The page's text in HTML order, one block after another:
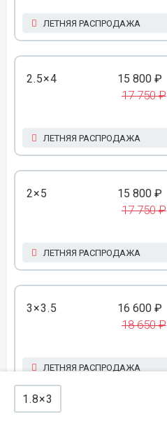
ЛЕТНЯЯ РАСПРОДАЖА
2.5×4 15 800 ₽
17 750 ₽
ЛЕТНЯЯ РАСПРОДАЖА
2×5 15 800 ₽
17 750 ₽
ЛЕТНЯЯ РАСПРОДАЖА
3×3.5 16 600 ₽
18 650 ₽
ЛЕТНЯЯ РАСПРОДАЖА
1.8×3